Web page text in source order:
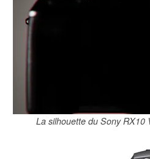
La silhouette du Sony